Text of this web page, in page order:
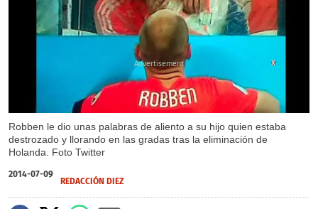
Robben le dio unas palabras de aliento a su hijo quien estaba
destrozado y llorando en las gradas tras la eliminación de
Holanda. Foto Twitter
X
2014-07-09
REDACCIÓN DIEZ